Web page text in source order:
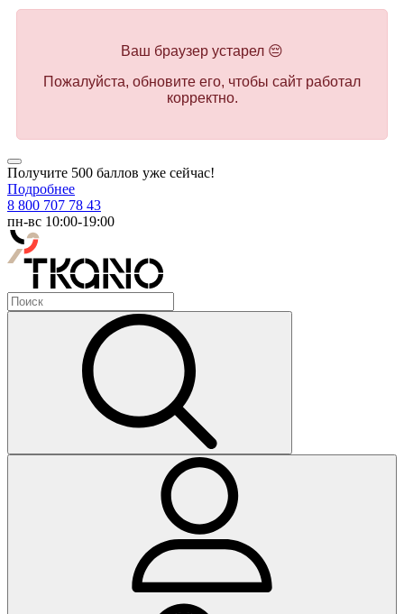
Ваш браузер устарел 😔
Пожалуйста, обновите его, чтобы сайт работал
корректно.
Получите 500 баллов уже сейчас!
Подробнее
8 800 707 78 43
пн-вс 10:00-19:00